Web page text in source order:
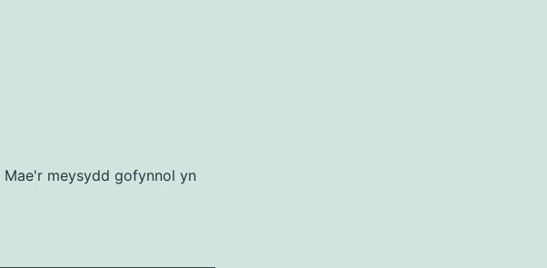
Mae'r meysydd gofynnol yn